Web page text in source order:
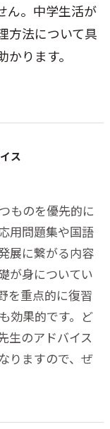
ん。中学生活が
方法について具
ります。
ス
ものを優先的に
用問題集や国語
展に繋がる内容
が身についてい
を重点的に復習
効果的です。ど
生のアドバイス
りますので、ぜ